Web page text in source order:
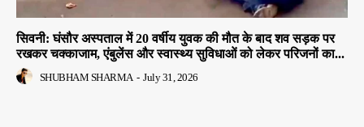
सिवनी: घंसौर अस्पताल में 20 वर्षीय युवक की मौत के बाद शव सड़क पर
रखकर चक्काजाम, एंबुलेंस और स्वास्थ्य सुविधाओं को लेकर परिजनों का...
SHUBHAM SHARMA - July 31, 2026